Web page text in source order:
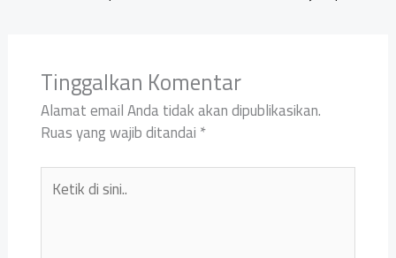
Tinggalkan Komentar
Alamat email Anda tidak akan dipublikasikan.
Ruas yang wajib ditandai*
Ketik